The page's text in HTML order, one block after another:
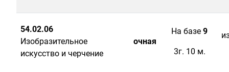
54.02.06
Изобразительное
искусство и черчение
очная
На базе 9
3г. 10 м.